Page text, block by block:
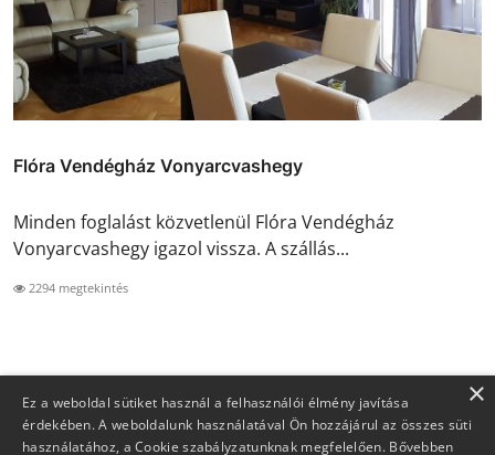
Flóra Vendégház Vonyarcvashegy
Minden foglalást közvetlenül Flóra Vendégház
Vonyarcvashegy igazol vissza. A szállás...
2294 megtekintés
×
Ez a weboldal sütiket használ a felhasználói élmény javítása
érdekében. A weboldalunk használatával Ön hozzájárul az összes süti
használatához, a Cookie szabályzatunknak megfelelően. Bővebben